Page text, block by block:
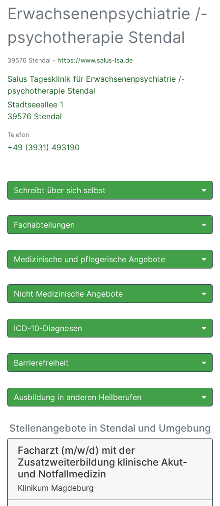
Erwachsenenpsychiatrie /-
psychotherapie Stendal
39576 Stendal - https://www.salus-lsa.de
Salus Tagesklinik für Erwachsenenpsychiatrie /-
psychotherapie Stendal
Stadtseeallee 1
39576 Stendal
Telefon
+49 (3931) 493190
Schreibt über sich selbst
Fachabteilungen
Medizinische und pflegerische Angebote
Nicht Medizinische Angebote
ICD-10-Diagnosen
Barrierefreiheit
Ausbildung in anderen Heilberufen
Stellenangebote in Stendal und Umgebung
Facharzt (m/w/d) mit der
Zusatzweiterbildung klinische Akut-
und Notfallmedizin
Klinikum Magdeburg